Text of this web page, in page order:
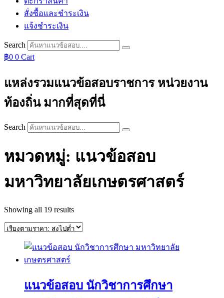
สั่งซื้อและชำระเงิน
แจ้งชำระเงิน
Search
฿0 0 Cart
แหล่งรวมแนวข้อสอบราชการ หน่วยงาน
ท้องถิ่น มากที่สุดที่นี่
Search
หมวดหมู่: แนวข้อสอบ
มหาวิทยาลัยเกษตรศาสตร์
Showing all 19 resultsSorted
price:
to
แนวข้อสอบ นักวิชาการศึกษา